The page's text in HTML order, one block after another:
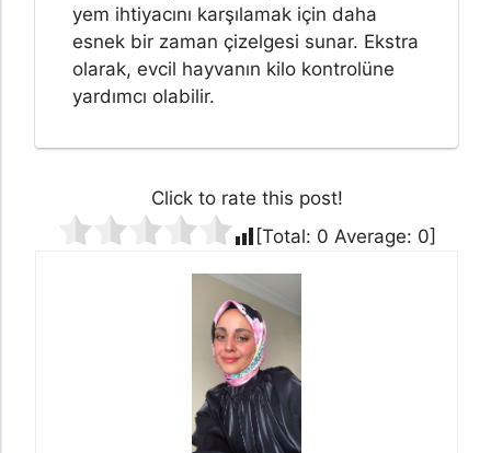
yem ihtiyacını karşılamak için daha
esnek bir zaman çizelgesi sunar. Ekstra
olarak, evcil hayvanın kilo kontrolüne
yardımcı olabilir.
Click to rate this post!
[Total: 0 Average: 0]